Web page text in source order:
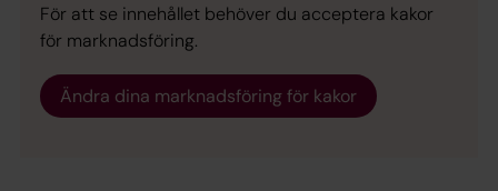
För att se innehållet behöver du acceptera kakor
för marknadsföring.
Ändra dina marknadsföring för kakor